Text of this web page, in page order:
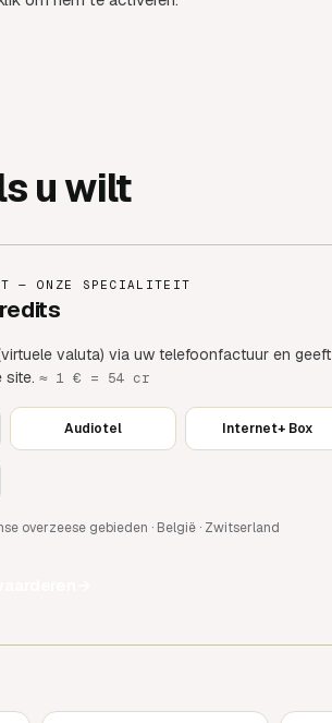
u wilt
— ONZE SPECIALITEIT
valuta) via uw telefoonfactuur en geeft
site. ≈ 1 € = 54 cr
Audiotel Internet+ Box
overzeese gebieden · België · Zwitserland